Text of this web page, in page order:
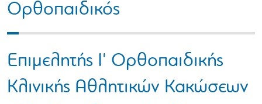
Ορθοπαιδικός
Επιμελητής Ι' Ορθοπαιδικής
Κλινικής Αθλητικών Κακώσεων